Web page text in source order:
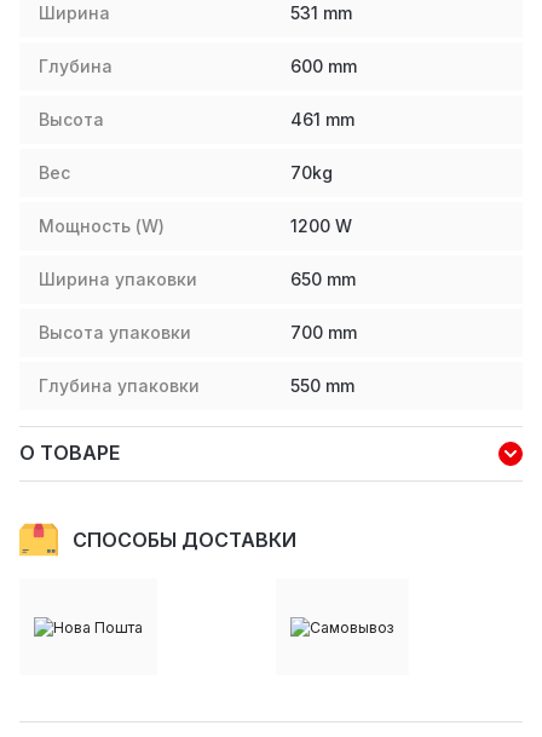
Ширина 531 mm
Глубина 600 mm
Высота 461 mm
Вес 70kg
Мощность (W) 1200 W
Ширина упаковки 650 mm
Высота упаковки 700 mm
Глубина упаковки 550 mm
О ТОВАРЕ
СПОСОБЫ ДОСТАВКИ